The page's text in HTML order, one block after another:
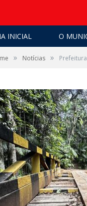
INICIAL O
» Notícias »